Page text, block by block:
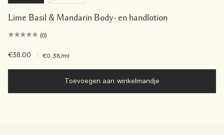
Lime Basil & Mandarin Body- en handlotion
(0)
€38.00 €0.38/ml
Toevoegen aan winkelmandje